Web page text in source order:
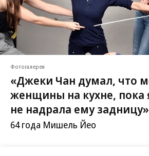
/
Фотогалерея
«Джеки Чан думал, что
женщины на кухне, пока
не надрала ему задницу»
64 года Мишель Йео